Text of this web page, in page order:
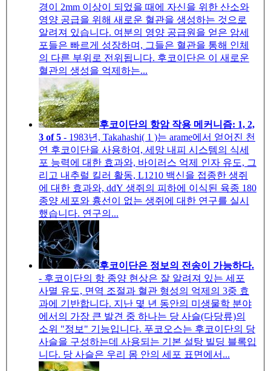
경이 2mm 이상이 되었을 때에 자신을 위한 산소와
영양 공급을 위해 새로운 혈관을 생성하는 것으로
알려져 있습니다. 여분의 영양 공급원을 얻은 암세
포들은 빠르게 성장하며, 그들은 혈관을 통해 인체
의 다른 부위로 전위됩니다. 후코이단은 이 새로운
혈관의 생성을 억제하는...
후코이단의 항암 작용 메커니즘: 1, 2,
3 of 5 - 1983년, Takahashi( 1 )는 arame에서 얻어진 천
연 후코이단을 사용하여, 세망 내피 시스템의 식세
포 능력에 대한 효과와, 바이러스 억제 인자 유도, 그
리고 내추럴 킬러 활동, L1210 백신을 접종한 생쥐
에 대한 효과와, ddY 생쥐의 피하에 이식된 육종 180
종양 세포와 흉선이 없는 생쥐에 대한 연구를 실시
했습니다. 연구의...
후코이단은 정보의 전송이 가능하다.
- 후코이단의 항 종양 현상은 잘 알려져 있는 세포
사멸 유도, 면역 조절과 혈관 형성의 억제의 3중 효
과에 기반합니다. 지난 몇 년 동안의 미생물학 분야
에서의 가장 큰 발견 중 하나는 당 사슬(다당류)의
소위 "정보" 기능입니다. 푸코오스는 후코이단의 당
사슬을 구성하는데 사용되는 기본 설탕 빌딩 블록입
니다. 당 사슬은 우리 몸 안의 세포 표면에서...